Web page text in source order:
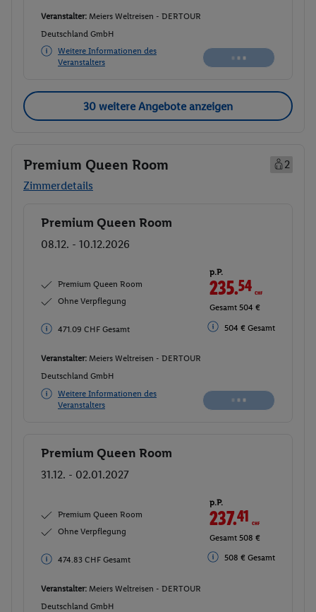
Veranstalter: Meiers Weltreisen - DERTOUR
Deutschland GmbH
Weitere Informationen des
Veranstalters
30 weitere Angebote anzeigen
Premium Queen Room
2
Zimmerdetails
Buchen
Premium Queen Room
08.12. - 10.12.2026
Premium Queen Room
Ohne Verpflegung
471.09 CHF Gesamt
p.P.
235.54CHF
Gesamt 504 €
504 € Gesamt
Veranstalter: Meiers Weltreisen - DERTOUR
Deutschland GmbH
Weitere Informationen des
Veranstalters
Buchen
Premium Queen Room
31.12. - 02.01.2027
Premium Queen Room
Ohne Verpflegung
474.83 CHF Gesamt
p.P.
237.41 CHF
Gesamt 508 €
508 € Gesamt
Veranstalter: Meiers Weltreisen - DERTOUR
Deutschland GmbH